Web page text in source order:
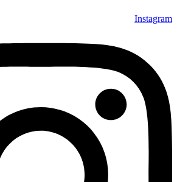
Instagram